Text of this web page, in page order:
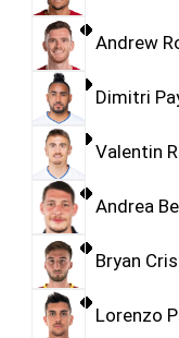
Andrew
Dimitri
Valentin
Andrea
Bryan
Lorenzo